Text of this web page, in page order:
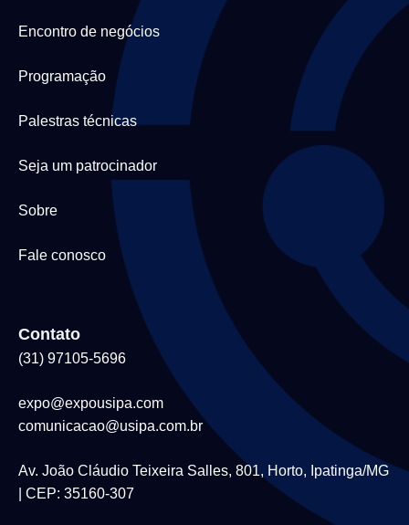
Encontro de negócios
Programação
Palestras técnicas
Seja um patrocinador
Sobre
Fale conosco
Contato
(31) 97105-5696
expo@expousipa.com
comunicacao@usipa.com.br
Av. João Cláudio Teixeira Salles, 801, Horto, Ipatinga/MG
| CEP: 35160-307